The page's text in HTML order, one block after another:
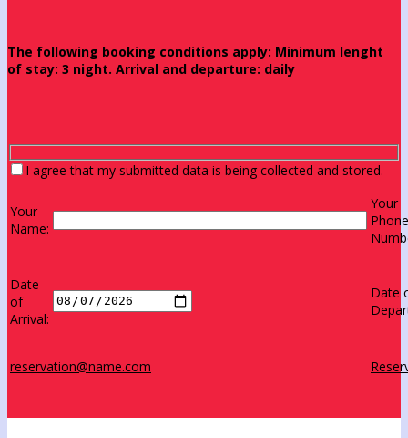
The following booking conditions apply: Minimum lenght
of stay: 3 night. Arrival and departure: daily
I agree that my submitted data is being collected and stored.
Your
Name:
Your
Phone
Date
of
Arrival:
Date
reservation@name.com